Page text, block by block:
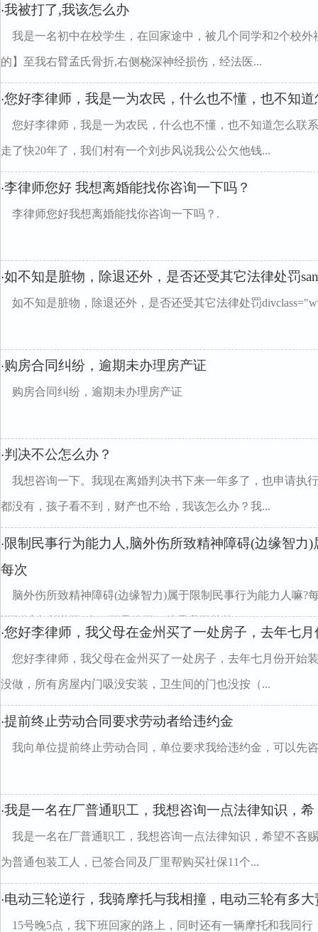
·我被打了,我该怎么办
我是一名初中在校学生，在回家途中，被几个同学和2个校
的】至我右臂孟氏骨折,右侧桡深神经损伤，经法医...
·您好李律师，我是一为农民，什么也不懂，也不知
您好李律师，我是一为农民，什么也不懂，也不知道怎么联
走了快20年了，我们村有一个刘步风说我公公欠他钱...
·李律师您好 我想离婚能找你咨询一下吗？
李律师您好我想离婚能找你咨询一下吗？.
·如不知是脏物，除退还外，是否还受其它法律处罚san
如不知是脏物，除退还外，是否还受其它法律处罚
·购房合同纠纷，逾期未办理房产证
购房合同纠纷，逾期未办理房产证
·判决不公怎么办？
我想咨询一下。我现在离婚判决书下来一年多了，也申请执
都没有，孩子看不到，财产也不给，我该怎么办？我...
·限制民事行为能力人,脑外伤所致精神障碍(边缘智力
每次
脑外伤所致精神障碍(边缘智力)属于限制民事行为能力人嘛?
还到派出所说要*人，不是他死，就是我死等等。
·您好李律师，我父母在金州买了一处房子，去年七
您好李律师，我父母在金州买了一处房子，去年七月份开始
没做，所有房屋内门吸没安装，卫生间的门也没按（...
·提前终止劳动合同要求劳动者给违约金
我向单位提前终止劳动合同，单位要求我给违约金，可以先
·我是一名在厂普通职工，我想咨询一点法律知识，希
我是一名在厂普通职工，我想咨询一点法律知识，希望不吝
为普通包装工人，已签合同及厂里帮购买社保11个...
·电动三轮逆行，我骑摩托与我相撞，电动三轮有多大
15号晚5点，我下班回家的路上，同时还有一辆摩托和我同